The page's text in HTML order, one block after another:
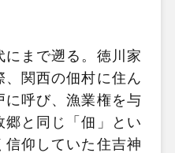
まで遡る。徳川家
、関西の佃村に住ん
に呼び、漁業権を与
郷と同じ「佃」とい
信仰していた住吉神